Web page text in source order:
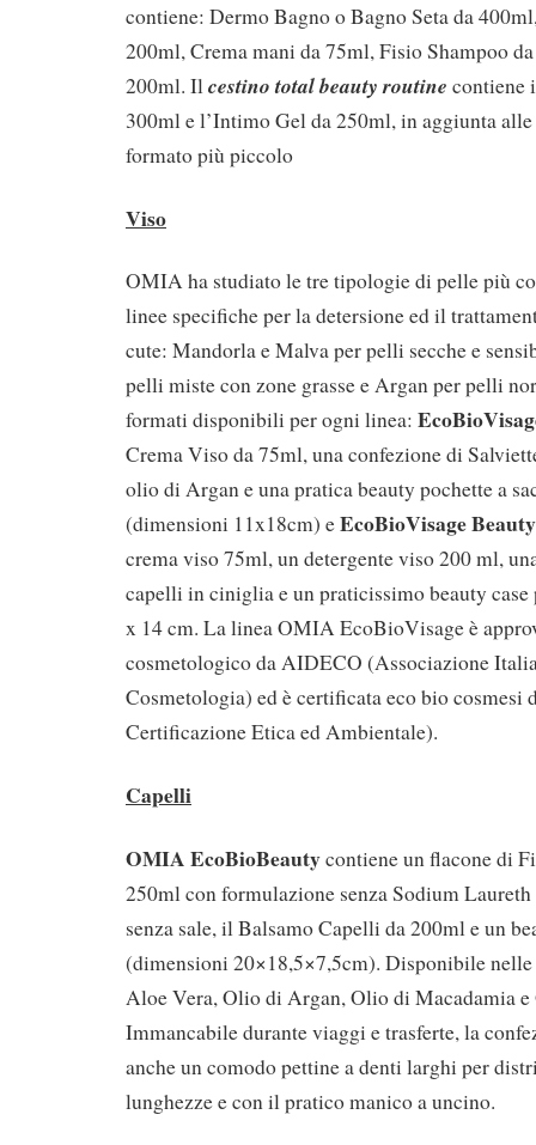
contiene: Dermo Bagno o Bagno Seta da
200ml, Crema mani da 75ml, Fisio Shampoo
200ml. Ilcestino total beauty routine contiene
300ml e l’Intimo Gel da 250ml, in aggiunta
formato più piccolo
Viso
OMIA ha studiato le tre tipologie di pelle più
linee specifiche per la detersione ed il
cute: Mandorla e Malva per pelli secche e
pelli miste con zone grasse e Argan per pelli
formati disponibili per ogni linea:
Crema Viso da 75ml, una confezione di
olio di Argan e una pratica beauty pochette a
(dimensioni 11x18cm) eEcoBioVisage
crema viso 75ml, un detergente viso 200 ml,
capelli in ciniglia e un praticissimo beauty case
x 14 cm. La linea OMIA EcoBioVisage è
cosmetologico da AIDECO (Associazione
Cosmetologia) ed è certificata eco bio
Certificazione Etica ed Ambientale).
Capelli
OMIA EcoBioBeautycontiene un flacone di
250ml con formulazione senza Sodium
senza sale, il Balsamo Capelli da 200ml e un
(dimensioni 20×18,5×7,5cm). Disponibile nelle
Aloe Vera, Olio di Argan, Olio di Macadamia
Immancabile durante viaggi e trasferte, la
anche un comodo pettine a denti larghi per
lunghezze e con il pratico manico a uncino.